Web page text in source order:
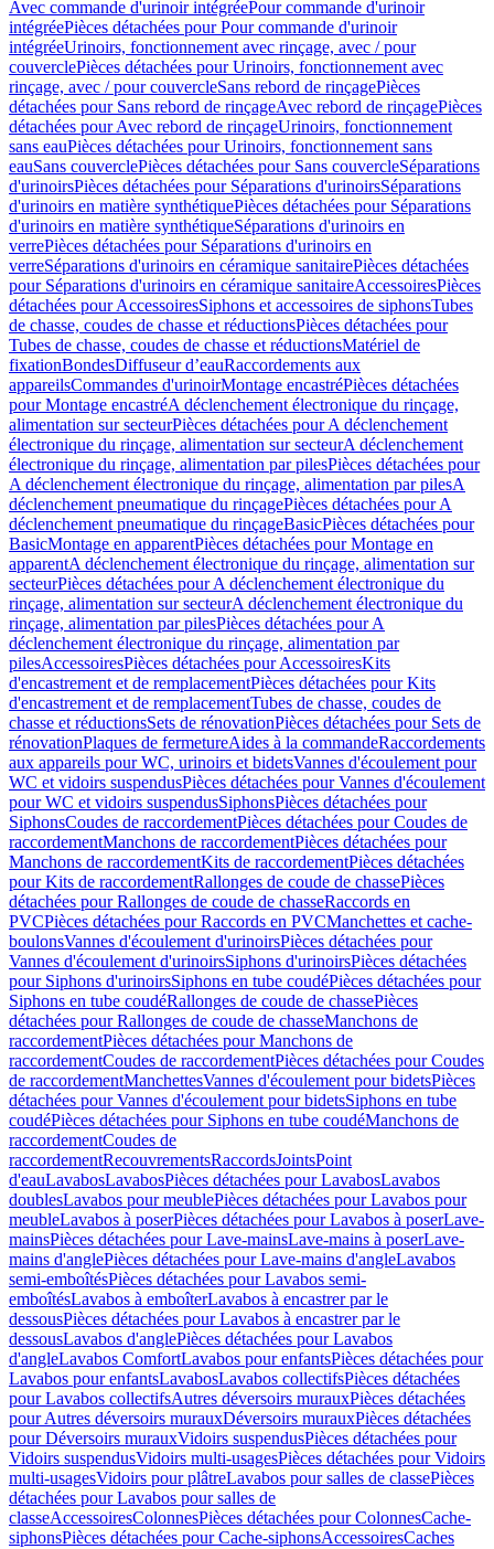
Avec commande d'urinoir intégréePour commande d'urinoir
intégréePièces détachées pour Pour commande d'urinoir
intégréeUrinoirs, fonctionnement avec rinçage, avec / pour
couverclePièces détachées pour Urinoirs, fonctionnement avec
rinçage, avec / pour couvercleSans rebord de rinçagePièces
détachées pour Sans rebord de rinçageAvec rebord de rinçagePièces
détachées pour Avec rebord de rinçageUrinoirs, fonctionnement
sans eauPièces détachées pour Urinoirs, fonctionnement sans
eauSans couverclePièces détachées pour Sans couvercleSéparations
d'urinoirsPièces détachées pour Séparations d'urinoirsSéparations
d'urinoirs en matière synthétiquePièces détachées pour Séparations
d'urinoirs en matière synthétiqueSéparations d'urinoirs en
verrePièces détachées pour Séparations d'urinoirs en
verreSéparations d'urinoirs en céramique sanitairePièces détachées
pour Séparations d'urinoirs en céramique sanitaireAccessoiresPièces
détachées pour AccessoiresSiphons et accessoires de siphonsTubes
de chasse, coudes de chasse et réductionsPièces détachées pour
Tubes de chasse, coudes de chasse et réductionsMatériel de
fixationBondesDiffuseur d’eauRaccordements aux
appareilsCommandes d'urinoirMontage encastréPièces détachées
pour Montage encastréA déclenchement électronique du rinçage,
alimentation sur secteurPièces détachées pour A déclenchement
électronique du rinçage, alimentation sur secteurA déclenchement
électronique du rinçage, alimentation par pilesPièces détachées pour
A déclenchement électronique du rinçage, alimentation par pilesA
déclenchement pneumatique du rinçagePièces détachées pour A
déclenchement pneumatique du rinçageBasicPièces détachées pour
BasicMontage en apparentPièces détachées pour Montage en
apparentA déclenchement électronique du rinçage, alimentation sur
secteurPièces détachées pour A déclenchement électronique du
rinçage, alimentation sur secteurA déclenchement électronique du
rinçage, alimentation par pilesPièces détachées pour A
déclenchement électronique du rinçage, alimentation par
pilesAccessoiresPièces détachées pour AccessoiresKits
d'encastrement et de remplacementPièces détachées pour Kits
d'encastrement et de remplacementTubes de chasse, coudes de
chasse et réductionsSets de rénovationPièces détachées pour Sets de
rénovationPlaques de fermetureAides à la commandeRaccordements
aux appareils pour WC, urinoirs et bidetsVannes d'écoulement pour
WC et vidoirs suspendusPièces détachées pour Vannes d'écoulement
pour WC et vidoirs suspendusSiphonsPièces détachées pour
SiphonsCoudes de raccordementPièces détachées pour Coudes de
raccordementManchons de raccordementPièces détachées pour
Manchons de raccordementKits de raccordementPièces détachées
pour Kits de raccordementRallonges de coude de chassePièces
détachées pour Rallonges de coude de chasseRaccords en
PVCPièces détachées pour Raccords en PVCManchettes et cache-
boulonsVannes d'écoulement d'urinoirsPièces détachées pour
Vannes d'écoulement d'urinoirsSiphons d'urinoirsPièces détachées
pour Siphons d'urinoirsSiphons en tube coudéPièces détachées pour
Siphons en tube coudéRallonges de coude de chassePièces
détachées pour Rallonges de coude de chasseManchons de
raccordementPièces détachées pour Manchons de
raccordementCoudes de raccordementPièces détachées pour Coudes
de raccordementManchettesVannes d'écoulement pour bidetsPièces
détachées pour Vannes d'écoulement pour bidetsSiphons en tube
coudéPièces détachées pour Siphons en tube coudéManchons de
raccordementCoudes de
raccordementRecouvrementsRaccordsJointsPoint
d'eauLavabosLavabosPièces détachées pour LavabosLavabos
doublesLavabos pour meublePièces détachées pour Lavabos pour
meubleLavabos à poserPièces détachées pour Lavabos à poserLave-
mainsPièces détachées pour Lave-mainsLave-mains à poserLave-
mains d'anglePièces détachées pour Lave-mains d'angleLavabos
semi-emboîtésPièces détachées pour Lavabos semi-
emboîtésLavabos à emboîterLavabos à encastrer par le
dessousPièces détachées pour Lavabos à encastrer par le
dessousLavabos d'anglePièces détachées pour Lavabos
d'angleLavabos ComfortLavabos pour enfantsPièces détachées pour
Lavabos pour enfantsLavabosLavabos collectifsPièces détachées
pour Lavabos collectifsAutres déversoirs murauxPièces détachées
pour Autres déversoirs murauxDéversoirs murauxPièces détachées
pour Déversoirs murauxVidoirs suspendusPièces détachées pour
Vidoirs suspendusVidoirs multi-usagesPièces détachées pour Vidoirs
multi-usagesVidoirs pour plâtreLavabos pour salles de classePièces
détachées pour Lavabos pour salles de
classeAccessoiresColonnesPièces détachées pour ColonnesCache-
siphonsPièces détachées pour Cache-siphonsAccessoiresCaches